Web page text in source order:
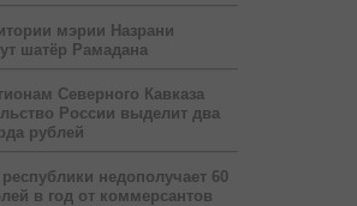
мэрии Назрани
шатёр Рамадана
Северного Кавказа
России выделит два
рублей
недополучает 60
в год от коммерсантов